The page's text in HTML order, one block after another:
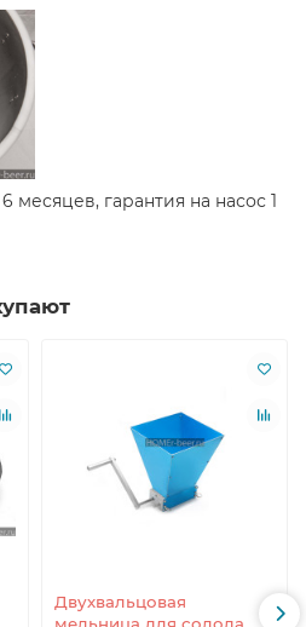
месяцев, гарантия на насос 1
Двухвальцовая
мельница для солода